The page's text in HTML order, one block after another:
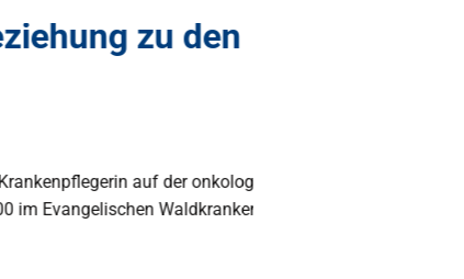
zu den
auf der onkologisch-
Waldkrankenhaus